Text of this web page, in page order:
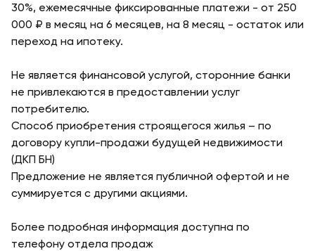
30%, ежемесячные фиксированные платежи - от 250
000 ₽ в месяц на 6 месяцев, на 8 месяц - остаток или
переход на ипотеку.
Не является финансовой услугой, сторонние банки
не привлекаются в предоставлении услуг
потребителю.
Способ приобретения строящегося жилья – по
договору купли-продажи будущей недвижимости
(ДКП БН)
Предложение не является публичной офертой и не
суммируется с другими акциями.
Более подробная информация доступна по
телефону отдела продаж